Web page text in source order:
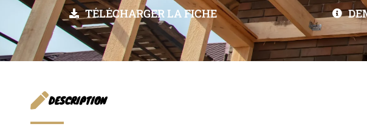
TÉLÉCHARGER LA FICHE
DESCRIPTION